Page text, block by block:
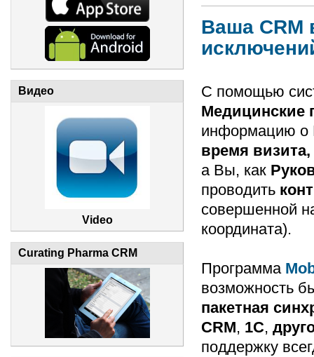
Видео
Video
Curating Pharma CRM
Ваша CRM
С помощью
Медицинские
информацию о
время визита,
а Вы, как
проводить
совершенной
координата).
Программа
возможность
пакетная
CRM, 1C,
поддержку